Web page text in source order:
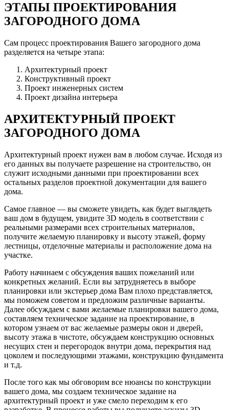
ЭТАПЫ ПРОЕКТИРОВАНИЯ
ЗАГОРОДНОГО ДОМА
Сам процесс проектирования Вашего загородного дома
разделяется на четыре этапа:
Архитектурный проект
Конструктивный проект
Проект инженерных систем
Проект дизайна интерьера
АРХИТЕКТУРНЫЙ ПРОЕКТ
ЗАГОРОДНОГО ДОМА
Архитектурный проект нужен вам в любом случае. Исходя из
его данных вы получаете разрешение на строительство, он
служит исходными данными при проектировании всех
остальных разделов проектной документации для вашего
дома.
Самое главное — вы сможете увидеть, как будет выглядеть
ваш дом в будущем, увидите 3D модель в соответствии с
реальными размерами всех строительных материалов,
получите желаемую планировку и высоту этажей, форму
лестницы, отделочные материалы и расположение дома на
участке.
Работу начинаем с обсуждения ваших пожеланий или
конкретных желаний. Если вы затрудняетесь в выборе
планировки или экстерьер дома Вам плохо представляется,
мы поможем советом и предложим различные варианты.
Далее обсуждаем с вами желаемые планировки вашего дома,
составляем техническое задание на проектирование, в
котором узнаем от вас желаемые размеры окон и дверей,
высоту этажа в чистоте, обсуждаем конструкцию основных
несущих стен и перегородок внутри дома, перекрытия над
цоколем и последующими этажами, конструкцию фундамента
и т.д.
После того как мы обговорим все нюансы по конструкции
вашего дома, мы создаем техническое задание на
архитектурный проект и уже смело переходим к его